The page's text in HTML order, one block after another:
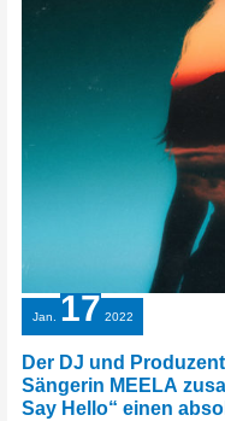
Jan. 17 2022
Der DJ und
Sängerin MEELA
Say Hello“ einen